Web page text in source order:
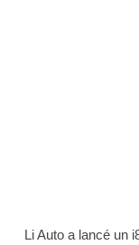
Li Auto a lancé un